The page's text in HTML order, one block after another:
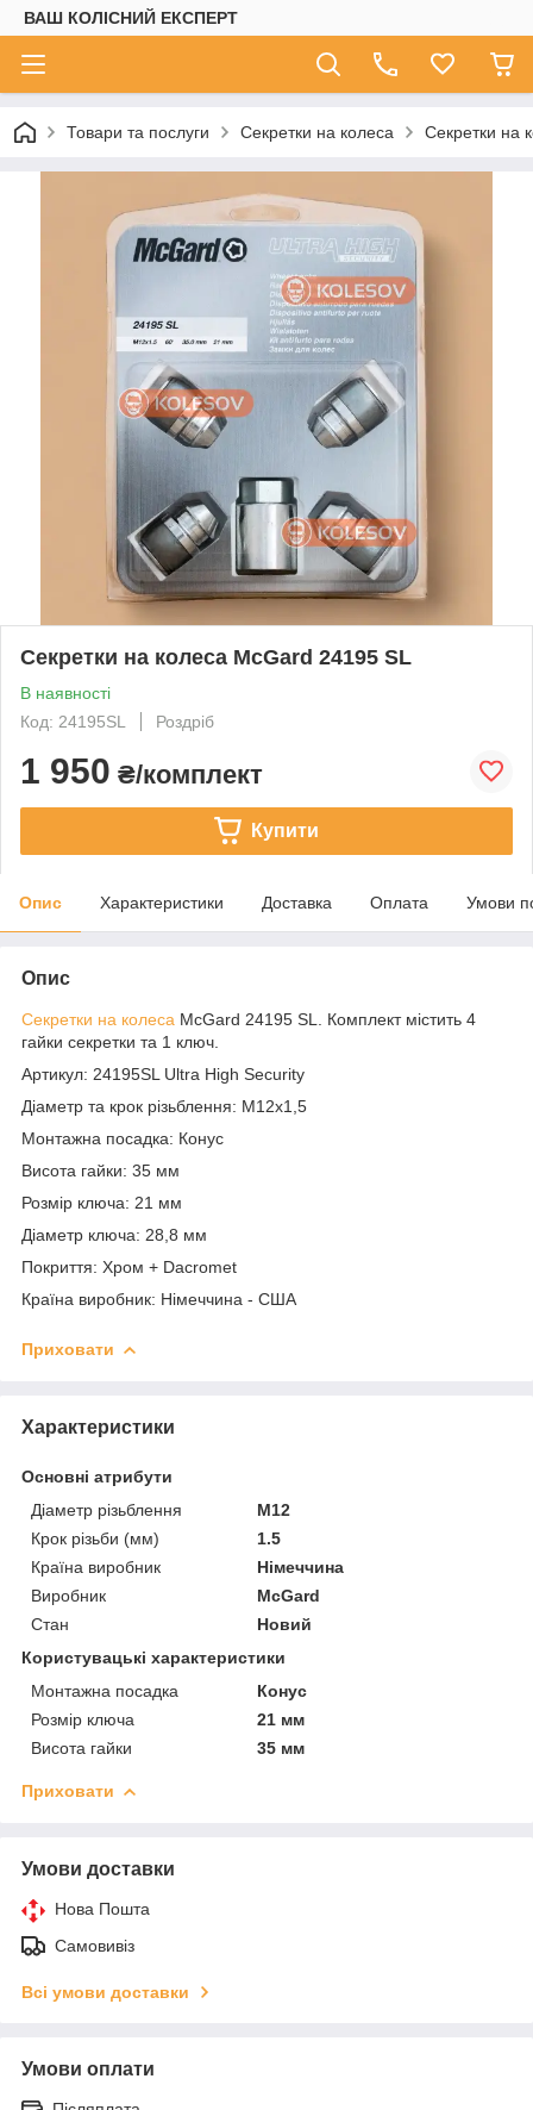
ВАШ КОЛІСНИЙ ЕКСПЕРТ
Товари та послуги Секретки на колеса Секретки на
Секретки на колеса McGard 24195 SL
В наявності
Код: 24195SL
Роздріб
1 950 ₴/комплект
Купити
Опис Характеристики Доставка Оплата Умови
Опис
Секретки на колеса McGard 24195 SL. Комплект містить 4
гайки секретки та 1 ключ.
Артикул: 24195SL Ultra High Security
Діаметр та крок різьблення: M12x1,5
Монтажна посадка: Конус
Висота гайки: 35 мм
Розмір ключа: 21 мм
Діаметр ключа: 28,8 мм
Покриття: Хром + Dacromet
Країна виробник: Німеччина - США
Приховати
Характеристики
Основні атрибути
Діаметр різьблення
M12
Крок різьби (мм)
1.5
Країна виробник
Німеччина
Виробник
McGard
Стан
Новий
Користувацькі характеристики
Монтажна посадка
Конус
Розмір ключа
21 мм
Висота гайки
35 мм
Приховати
Умови доставки
Нова Пошта
Самовивіз
Всі умови доставки
Умови оплати